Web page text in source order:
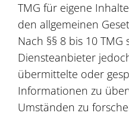
TMG für eigene
den allgemeinen
Nach §§ 8 bis 10 TMG
Diensteanbieter
übermittelte oder
Informationen zu
Umständen zu